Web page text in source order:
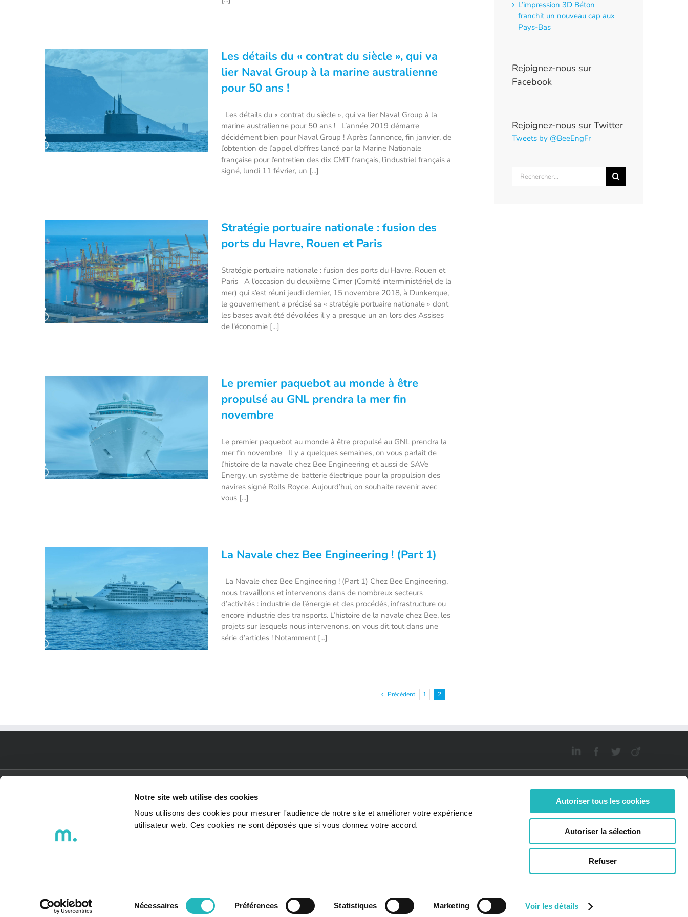
Notre site web utilise des cookies
Nous utilisons des cookies pour mesurer l'audience de notre site et améliorer votre expérience
utilisateur web. Ces cookies ne sont déposés que si vous donnez votre accord.
Nécessaires Préférences Statistiques Marketing Voir les détails
Autoriser tous les cookies
Autoriser la sélection
Refuser
marin nucléaire d’attaque
français a été mis à l’eau !
!
Les détails du « contrat du siècle », qui va
lier Naval Group à la marine australienne
pour 50 ans !
Les détails du « contrat du siècle », qui va lier Naval Group à la
marine australienne pour 50 ans ! L’année 2019 démarre
décidément bien pour Naval Group ! Après l’annonce, fin janvier, de
l’obtention de l’appel d’offres lancé par la Marine Nationale
française pour l’entretien des dix CMT français, l’industriel français a
signé, lundi 11 février, un [...]
Stratégie portuaire nationale :
fusion des ports du Havre,
Rouen et Paris
Stratégie portuaire nationale : fusion des
ports du Havre, Rouen et Paris
Stratégie portuaire nationale : fusion des ports du Havre, Rouen et
Paris A l'occasion du deuxième Cimer (Comité interministériel de la
mer) qui s’est réuni jeudi dernier, 15 novembre 2018, à Dunkerque,
le gouvernement a précisé sa « stratégie portuaire nationale » dont
les bases avait été dévoilées il y a presque un an lors des Assises
de l'économie [...]
à être propulsé au GNL prendra
la mer fin novembre
Le premier paquebot au monde à être
propulsé au GNL prendra la mer fin
novembre
Le premier paquebot au monde à être propulsé au GNL prendra la
mer fin novembre Il y a quelques semaines, on vous parlait de
l’histoire de la navale chez Bee Engineering et aussi de SAVe
Energy, un système de batterie électrique pour la propulsion des
navires signé Rolls Royce. Aujourd’hui, on souhaite revenir avec
vous [...]
La Navale chez Bee Engineering ! (Part 1)
La Navale chez Bee Engineering ! (Part 1) Chez Bee Engineering,
nous travaillons et intervenons dans de nombreux secteurs
d’activités : industrie de l’énergie et des procédés, infrastructure ou
encore industrie des transports. L’histoire de la navale chez Bee, les
projets sur lesquels nous intervenons, on vous dit tout dans une
série d’articles ! Notamment [...]
Précédent 1 2
L’impression 3D Béton
franchit un nouveau cap aux
Pays-Bas
Rejoignez-nous sur
Facebook
Rejoignez-nous sur Twitter
Tweets by @BeeEngFr
Rechercher:
ACCUEIL
Qui sommes-nous ?
SECTEURS
ENVIRONNEMENTS
ACTUALITÉS